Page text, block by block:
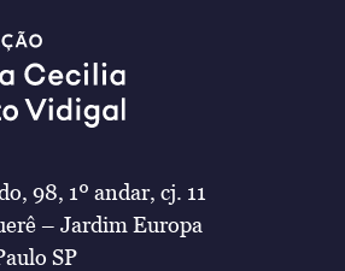
98, 1º andar, cj. 11
– Jardim Europa
SP